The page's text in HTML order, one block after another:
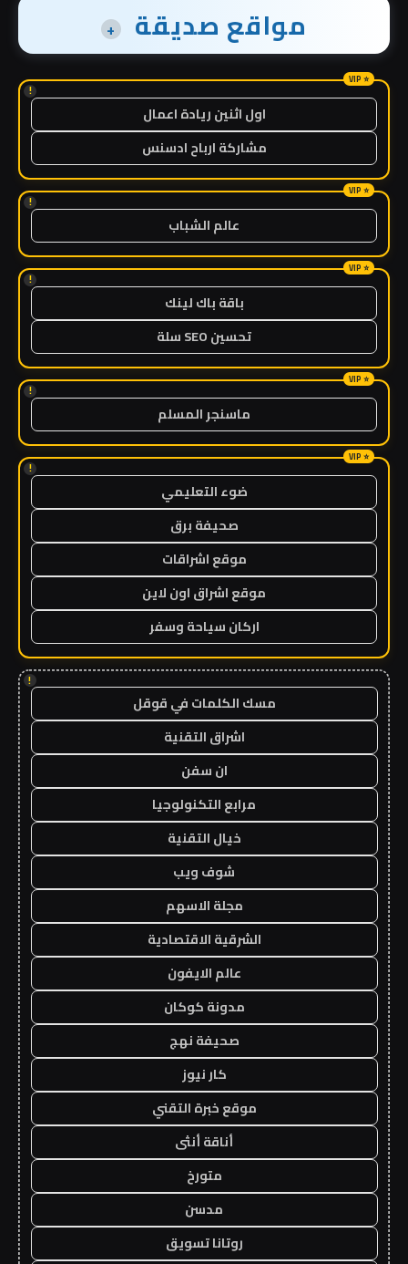
مواقع صديقة +
!
اول اثنين ريادة اعمال
مشاركة ارباح ادسنس
!
عالم الشباب
!
باقة باك لينك
تحسين SEO سلة
!
ماسنجر المسلم
!
ضوء التعليمي
صحيفة برق
موقع اشراقات
موقع اشراق اون لاين
اركان سياحة وسفر
!
مسك الكلمات في قوقل
اشراق التقنية
ان سفن
مرابع التكنولوجيا
خيال التقنية
شوف ويب
مجلة الاسهم
الشرقية الاقتصادية
عالم الايفون
مدونة كوكان
صحيفة نهج
كار نيوز
موقع خبرة التقني
أناقة أنثى
متورخ
مدسن
روتانا تسويق